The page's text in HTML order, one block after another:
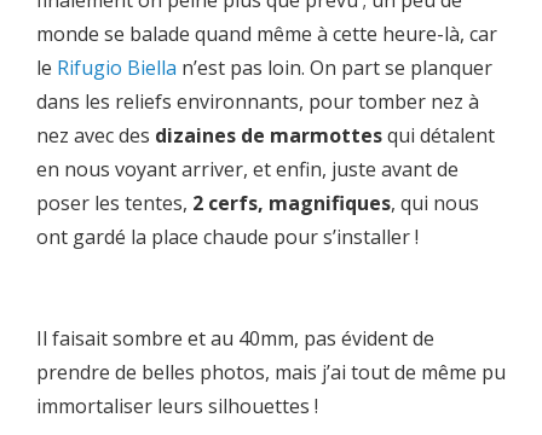
monde se balade quand même à cette heure-là, car
le Rifugio Biella n’est pas loin. On part se planquer
dans les reliefs environnants, pour tomber nez à
nez avec des dizaines de marmottesqui détalent
en nous voyant arriver, et enfin, juste avant de
poser les tentes, 2 cerfs, magnifiques, qui nous
ont gardé la place chaude pour s’installer !
Il faisait sombre et au 40mm, pas évident de
prendre de belles photos, mais j’ai tout de même pu
immortaliser leurs silhouettes !